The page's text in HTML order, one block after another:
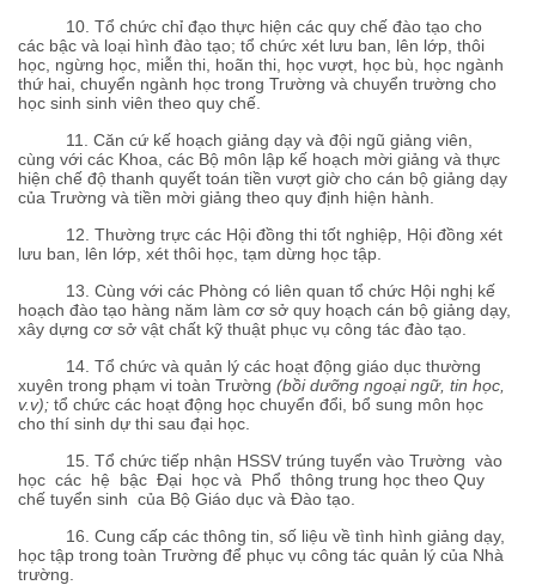
10. Tổ chức chỉ đạo thực hiện các quy chế đào tạo cho
các bậc và loại hình đào tạo; tổ chức xét lưu ban, lên lớp, thôi
học, ngừng học, miễn thi, hoãn thi, học vượt, học bù, học ngành
thứ hai, chuyển ngành học trong Trường và chuyển trường cho
học sinh sinh viên theo quy chế.
11. Căn cứ kế hoạch giảng dạy và đội ngũ giảng viên,
cùng với các Khoa, các Bộ môn lập kế hoạch mời giảng và thực
hiện chế độ thanh quyết toán tiền vượt giờ cho cán bộ giảng dạy
của Trường và tiền mời giảng theo quy định hiện hành.
12. Thường trực các Hội đồng thi tốt nghiệp, Hội đồng xét
lưu ban, lên lớp, xét thôi học, tạm dừng học tập.
13. Cùng với các Phòng có liên quan tổ chức Hội nghị kế
hoạch đào tạo hàng năm làm cơ sở quy hoạch cán bộ giảng dạy,
xây dựng cơ sở vật chất kỹ thuật phục vụ công tác đào tạo.
14. Tổ chức và quản lý các hoạt động giáo dục thường
xuyên trong phạm vi toàn Trường (bồi dưỡng ngoại ngữ, tin học,
v.v); tổ chức các hoạt động học chuyển đổi, bổ sung môn học
cho thí sinh dự thi sau đại học.
15. Tổ chức tiếp nhận HSSV trúng tuyển vào Trường vào
học các hệ bậc Đại học và Phổ thông trung học theo Quy
chế tuyển sinh của Bộ Giáo dục và Đào tạo.
16. Cung cấp các thông tin, số liệu về tình hình giảng dạy,
học tập trong toàn Trường để phục vụ công tác quản lý của Nhà
trường.